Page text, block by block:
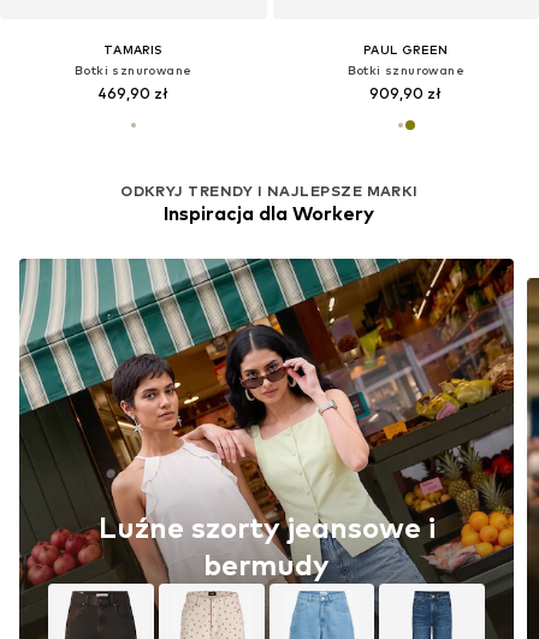
TAMARIS
Botki sznurowane
469,90 zł
ODKRYJ TRENDY I NAJLEPSZE MARKI
Inspiracja dla Workery
Luźne szorty jeansowe i
bermudy
PAUL GREEN
Botki sznurowane
909,90 zł